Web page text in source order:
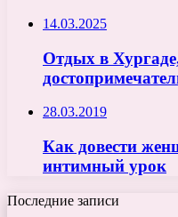
14.03.2025
Отдых в
28.03.2019
Как довести
интимный урок
Последние записи